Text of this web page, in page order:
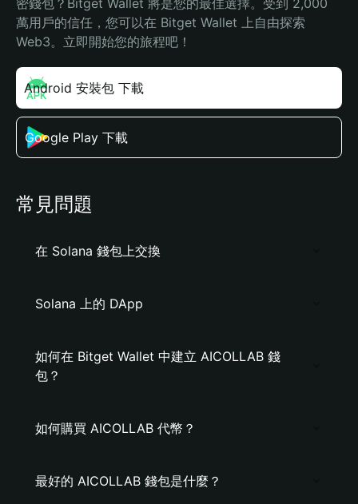
密錢包？Bitget Wallet 將是您的最佳選擇。受到 2,000
萬用戶的信任，您可以在 Bitget Wallet 上自由探索
Web3。立即開始您的旅程吧！
Android 安裝包 下載
Google Play 下載
常見問題
在 Solana 錢包上交換
Solana 上的 DApp
如何在 Bitget Wallet 中建立 AICOLLAB 錢
包？
如何購買 AICOLLAB 代幣？
最好的 AICOLLAB 錢包是什麼？